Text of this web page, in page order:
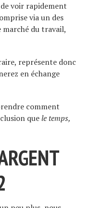
voir rapidement
via un des
du travail,
représente donc
en échange
comment
quele temps,